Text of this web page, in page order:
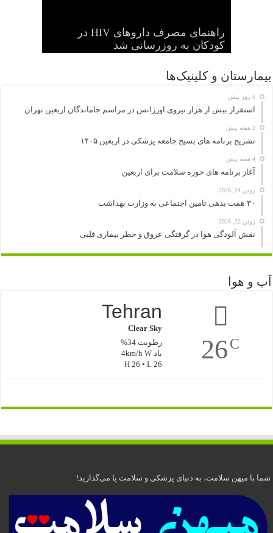
راهنمای مصرف داروهای HIV در
کودکان به روزرسانی شد
نخستین جراحی موفق با دستگاه قلب و
ریه ساخت ترکیه انجام شد
شرح وظایف «رصدخانه ملی غذا و
بیماری» اعلام شد
سیگار الکترونیک هم سرطانزا است
هفتاد و نهمین مجمع جهانی بهداشت
آغاز به کار کرد
بیمارستان و کلینیک‌ها
6 روز پیش
استقرار بیش از هزار نیروی اورژانس در مراسم جاماندگان اربعین تهران
2 هفته پیش
تشریح برنامه های بسیج جامعه پزشکی در اربعین ۱۴۰۵
4 هفته پیش
آغاز برنامه های حوزه سلامت برای اربعین
ژوئن 24, 2026
۳۰ همت بدهی تامین اجتماعی به وزارت بهداشت
ژوئن 22, 2026
نقش آلودگی هوا در گرفتگی عروق و خطر بیماری قلبی
آب و هوا
26C
Tehran
Clear Sky
رطوبت 34%
باد 4km/h W
H 26 • L 26
شما با میهن سلامت، به دنیای پزشکی و سلامت پا می‌گذارید!